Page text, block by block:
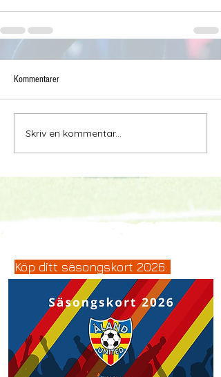
Kommentarer
Skriv en kommentar...
Köp ditt säsongskort 2026: